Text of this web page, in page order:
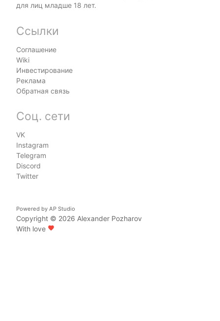
для лиц младше 18 лет.
Ссылки
Соглашение
Wiki
Инвестирование
Реклама
Обратная связь
Соц. сети
VK
Instagram
Telegram
Discord
Twitter
Powered by AP Studio
Copyright © 2026 Alexander Pozharov
With love favorite